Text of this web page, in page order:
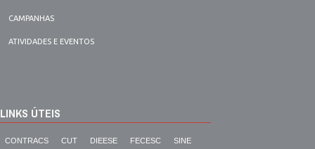
CAMPANHAS
ATIVIDADES E EVENTOS
LINKS ÚTEIS
CONTRACS CUT DIEESE FECESC SINE